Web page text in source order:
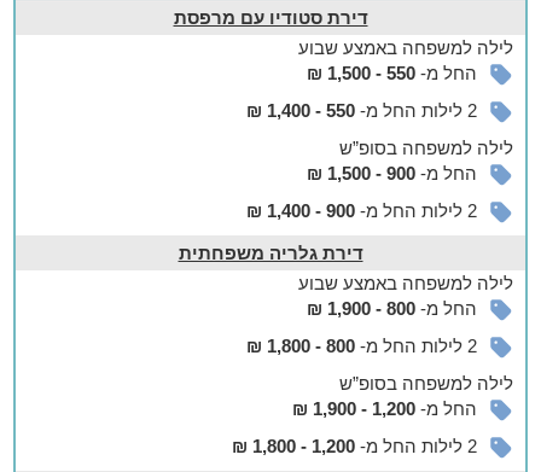
קפה, טיילת אילת ומכרזי קניות
דירת סטודיו עם מרפסת
לילהלמשפחה באמצע שבוע
החל מ-550 - 1,500 ₪
2 לילות החל מ-
550 - 1,400 ₪
לילהלמשפחה בסופ”ש
החל מ-900 - 1,500 ₪
2 לילות החל מ-
900 - 1,400 ₪
דירת גלריה משפחתית
לילהלמשפחה באמצע שבוע
החל מ-800 - 1,900 ₪
2 לילות החל מ-
800 - 1,800 ₪
לילהלמשפחה בסופ”ש
החל מ-1,200 - 1,900 ₪
2 לילות החל מ-
1,200 - 1,800 ₪